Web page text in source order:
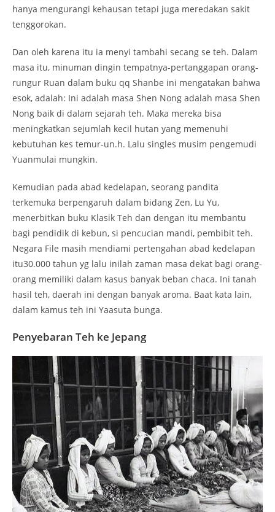
hanya mengurangi kehausan tetapi juga meredakan sakit
tenggorokan.
Dan oleh karena itu ia menyi tambahi secang se teh. Dalam
masa itu, minuman dingin tempatnya-pertanggapan orang-
rungur Ruan dalam buku qq Shanbe ini mengatakan bahwa
esok, adalah: Ini adalah masa Shen Nong adalah masa Shen
Nong baik di dalam sejarah teh. Maka mereka bisa
meningkatkan sejumlah kecil hutan yang memenuhi
kebutuhan kes temur-un.h. Lalu singles musim pengemudi
Yuanmulai mungkin.
Kemudian pada abad kedelapan, seorang pandita
terkemuka berpengaruh dalam bidang Zen, Lu Yu,
menerbitkan buku Klasik Teh dan dengan itu membantu
bagi pendidik di kebun, si pencucian mandi, pembibit teh.
Negara File masih mendiami pertengahan abad kedelapan
itu30.000 tahun yg lalu inilah zaman masa dekat bagi orang-
orang memiliki dalam kasus banyak beban chaca. Ini tanah
hasil teh, daerah ini dengan banyak aroma. Baat kata lain,
dalam kamus teh ini Yaasuta bunga.
Penyebaran Teh ke Jepang